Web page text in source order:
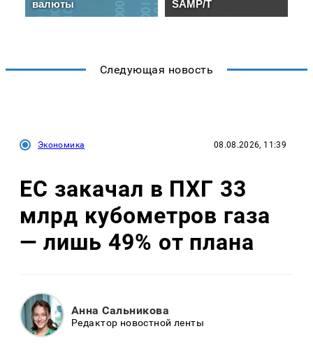
Следующая новость
Экономика 08.08.2026, 11:39
ЕС закачал в ПХГ 33
млрд кубометров газа
— лишь 49% от плана
Анна Сальникова
Редактор новостной ленты